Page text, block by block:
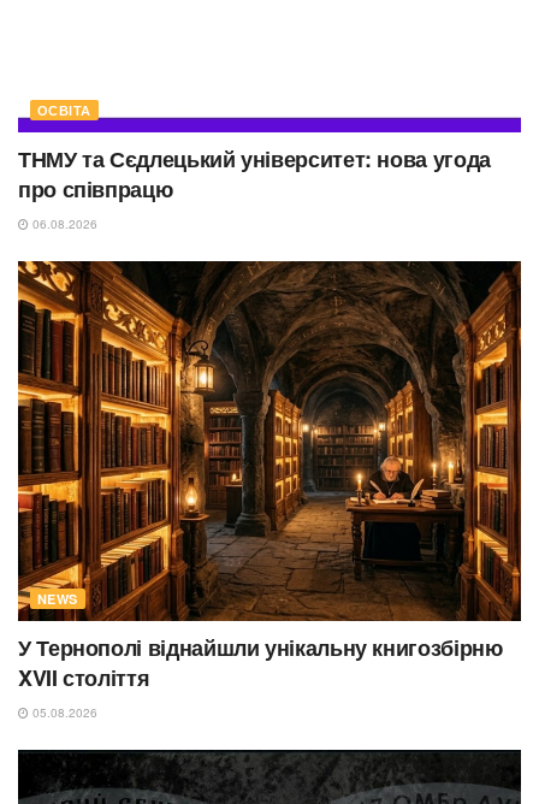
ОСВІТА
ТНМУ та Сєдлецький університет: нова угода
про співпрацю
06.08.2026
NEWS
У Тернополі віднайшли унікальну книгозбірню
XVII століття
05.08.2026